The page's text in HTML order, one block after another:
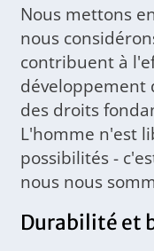
Nous mettons
nous
contribuent à
développement
des droits
L'homme n'est
possibilités -
nous nous
Durabilité et